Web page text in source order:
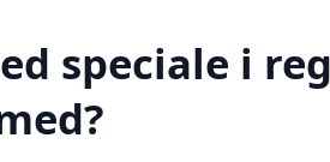
speciale i